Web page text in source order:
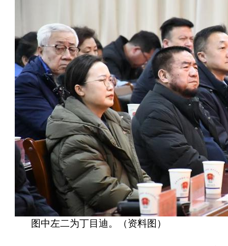
图中左二为丁目迪。（资料图）